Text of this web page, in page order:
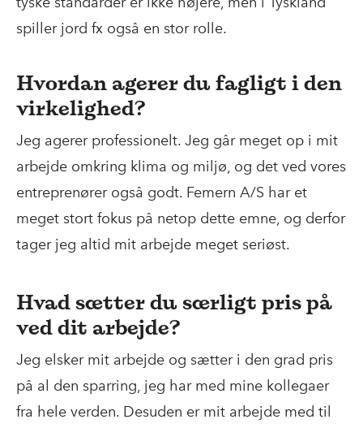
spiller jord fx også en stor rolle.
Hvordan agerer du fagligt i den
virkelighed?
Jeg agerer professionelt. Jeg går meget op i mit
arbejde omkring klima og miljø, og det ved vores
entreprenører også godt. Femern A/S har et
meget stort fokus på netop dette emne, og derfor
tager jeg altid mit arbejde meget seriøst.
Hvad sætter du særligt pris på
ved dit arbejde?
Jeg elsker mit arbejde og sætter i den grad pris
på al den sparring, jeg har med mine kollegaer
fra hele verden. Desuden er mit arbejde med til